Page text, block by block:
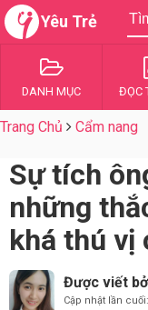
Yêu Trẻ
DANH MỤC ĐỌC
Trang Chủ Cẩm nang
Sự tích
những
khá thú vị
Được viết
Cập nhật lần